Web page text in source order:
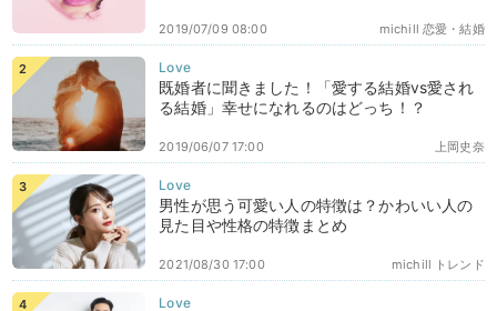
michill 恋愛・結婚
2019/07/09 08:00
既婚者に聞きました！「愛する結婚vs愛され
る結婚」幸せになれるのはどっち！？
上岡史奈
2019/06/07 17:00
男性が思う可愛い人の特徴は？かわいい人の
見た目や性格の特徴まとめ
michill トレンド
2021/08/30 17:00